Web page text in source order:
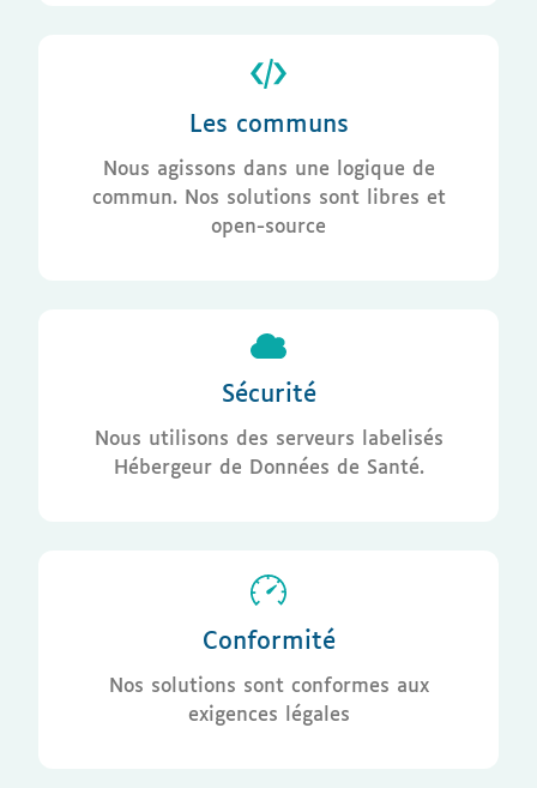
Les communs
Nous agissons dans une logique de
commun. Nos solutions sont libres et
open-source
Sécurité
Nous utilisons des serveurs labelisés
Hébergeur de Données de Santé.
Conformité
Nos solutions sont conformes aux
exigences légales